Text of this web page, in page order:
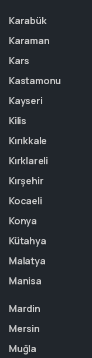
Karabük
Karaman
Kars
Kastamonu
Kayseri
Kilis
Kırıkkale
Kırklareli
Kırşehir
Kocaeli
Konya
Kütahya
Malatya
Manisa
Mardin
Mersin
Muğla